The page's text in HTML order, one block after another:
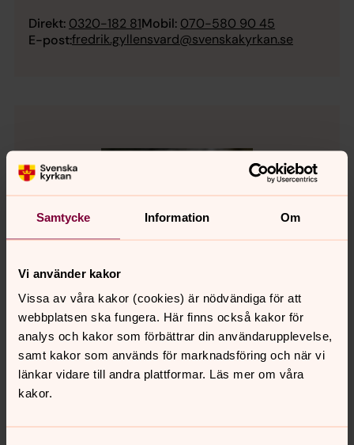
Samtycke Information Om
Vi använder kakor
Vissa av våra kakor (cookies) är nödvändiga för att
webbplatsen ska fungera. Här finns också kakor för
analys och kakor som förbättrar din användarupplevelse,
samt kakor som används för marknadsföring och när vi
länkar vidare till andra plattformar. Läs mer om våra
kakor.
Direkt: 0320-182 81Mobil: 070-580 90 45
E-post:fredrik.gyllensvard@svenskakyrkan.se
Martin Lokrantz